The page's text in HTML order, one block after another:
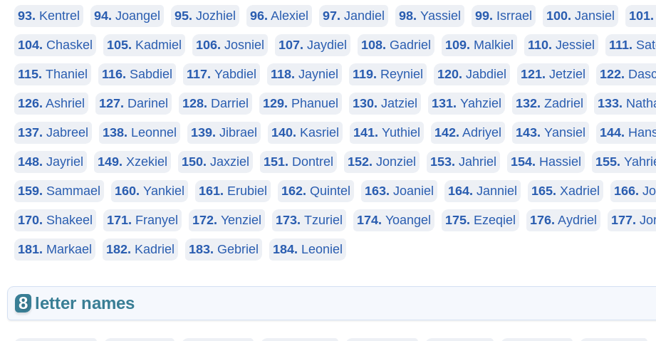
93. Kentrel 94. Joangel 95. Jozhiel 96. Alexiel 97. Jandiel 98. Yassiel 99. Isrrael 100. Jansiel 101.
104. Chaskel 105. Kadmiel 106. Josniel 107. Jaydiel 108. Gadriel 109. Malkiel 110. Jessiel 111.
115. Thaniel 116. Sabdiel 117. Yabdiel 118. Jayniel 119. Reyniel 120. Jabdiel 121. Jetziel 122.
126. Ashriel 127. Darinel 128. Darriel 129. Phanuel 130. Jatziel 131. Yahziel 132. Zadriel 133.
137. Jabreel 138. Leonnel 139. Jibrael 140. Kasriel 141. Yuthiel 142. Adriyel 143. Yansiel 144.
148. Jayriel 149. Xzekiel 150. Jaxziel 151. Dontrel 152. Jonziel 153. Jahriel 154. Hassiel 155.
159. Sammael 160. Yankiel 161. Erubiel 162. Quintel 163. Joaniel 164. Janniel 165. Xadriel 166.
170. Shakeel 171. Franyel 172. Yenziel 173. Tzuriel 174. Yoangel 175. Ezeqiel 176. Aydriel 177.
181. Markael 182. Kadriel 183. Gebriel 184. Leoniel
8 letter names